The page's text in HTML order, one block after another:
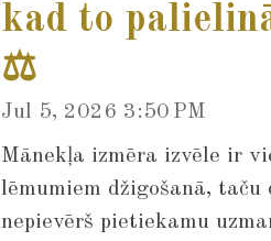
kad to
⚖️
Jul 5, 2026 3:50 PM
Mānekļa izmēra izvēle ir
lēmumiem džigošanā,
nepievērš pietiekamu